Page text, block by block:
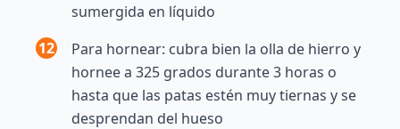
sumergida en líquido
12
Para hornear: cubra bien la olla de hierro y
hornee a 325 grados durante 3 horas o
hasta que las patas estén muy tiernas y se
desprendan del hueso